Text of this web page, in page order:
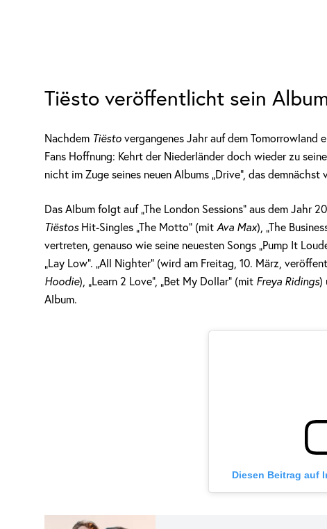
Tiësto veröffentlicht sein Album
Nachdem Tiësto vergangenes Jahr auf dem Tomorrowland
Fans Hoffnung: Kehrt der Niederländer doch wieder zu
nicht im Zuge seines neuen Albums „Drive“, das
Das Album folgt auf „The London Sessions“ aus dem Jahr
Tiëstos Hit-Singles „The Motto“ (mit Ava Max), „The
vertreten, genauso wie seine neuesten Songs „Pump It
„Lay Low“. „All Nighter“ (wird am Freitag, 10. März,
Hoodie), „Learn 2 Love“, „Bet My Dollar“ (mit Freya Ridings)
Album.
Diesen Beitrag auf